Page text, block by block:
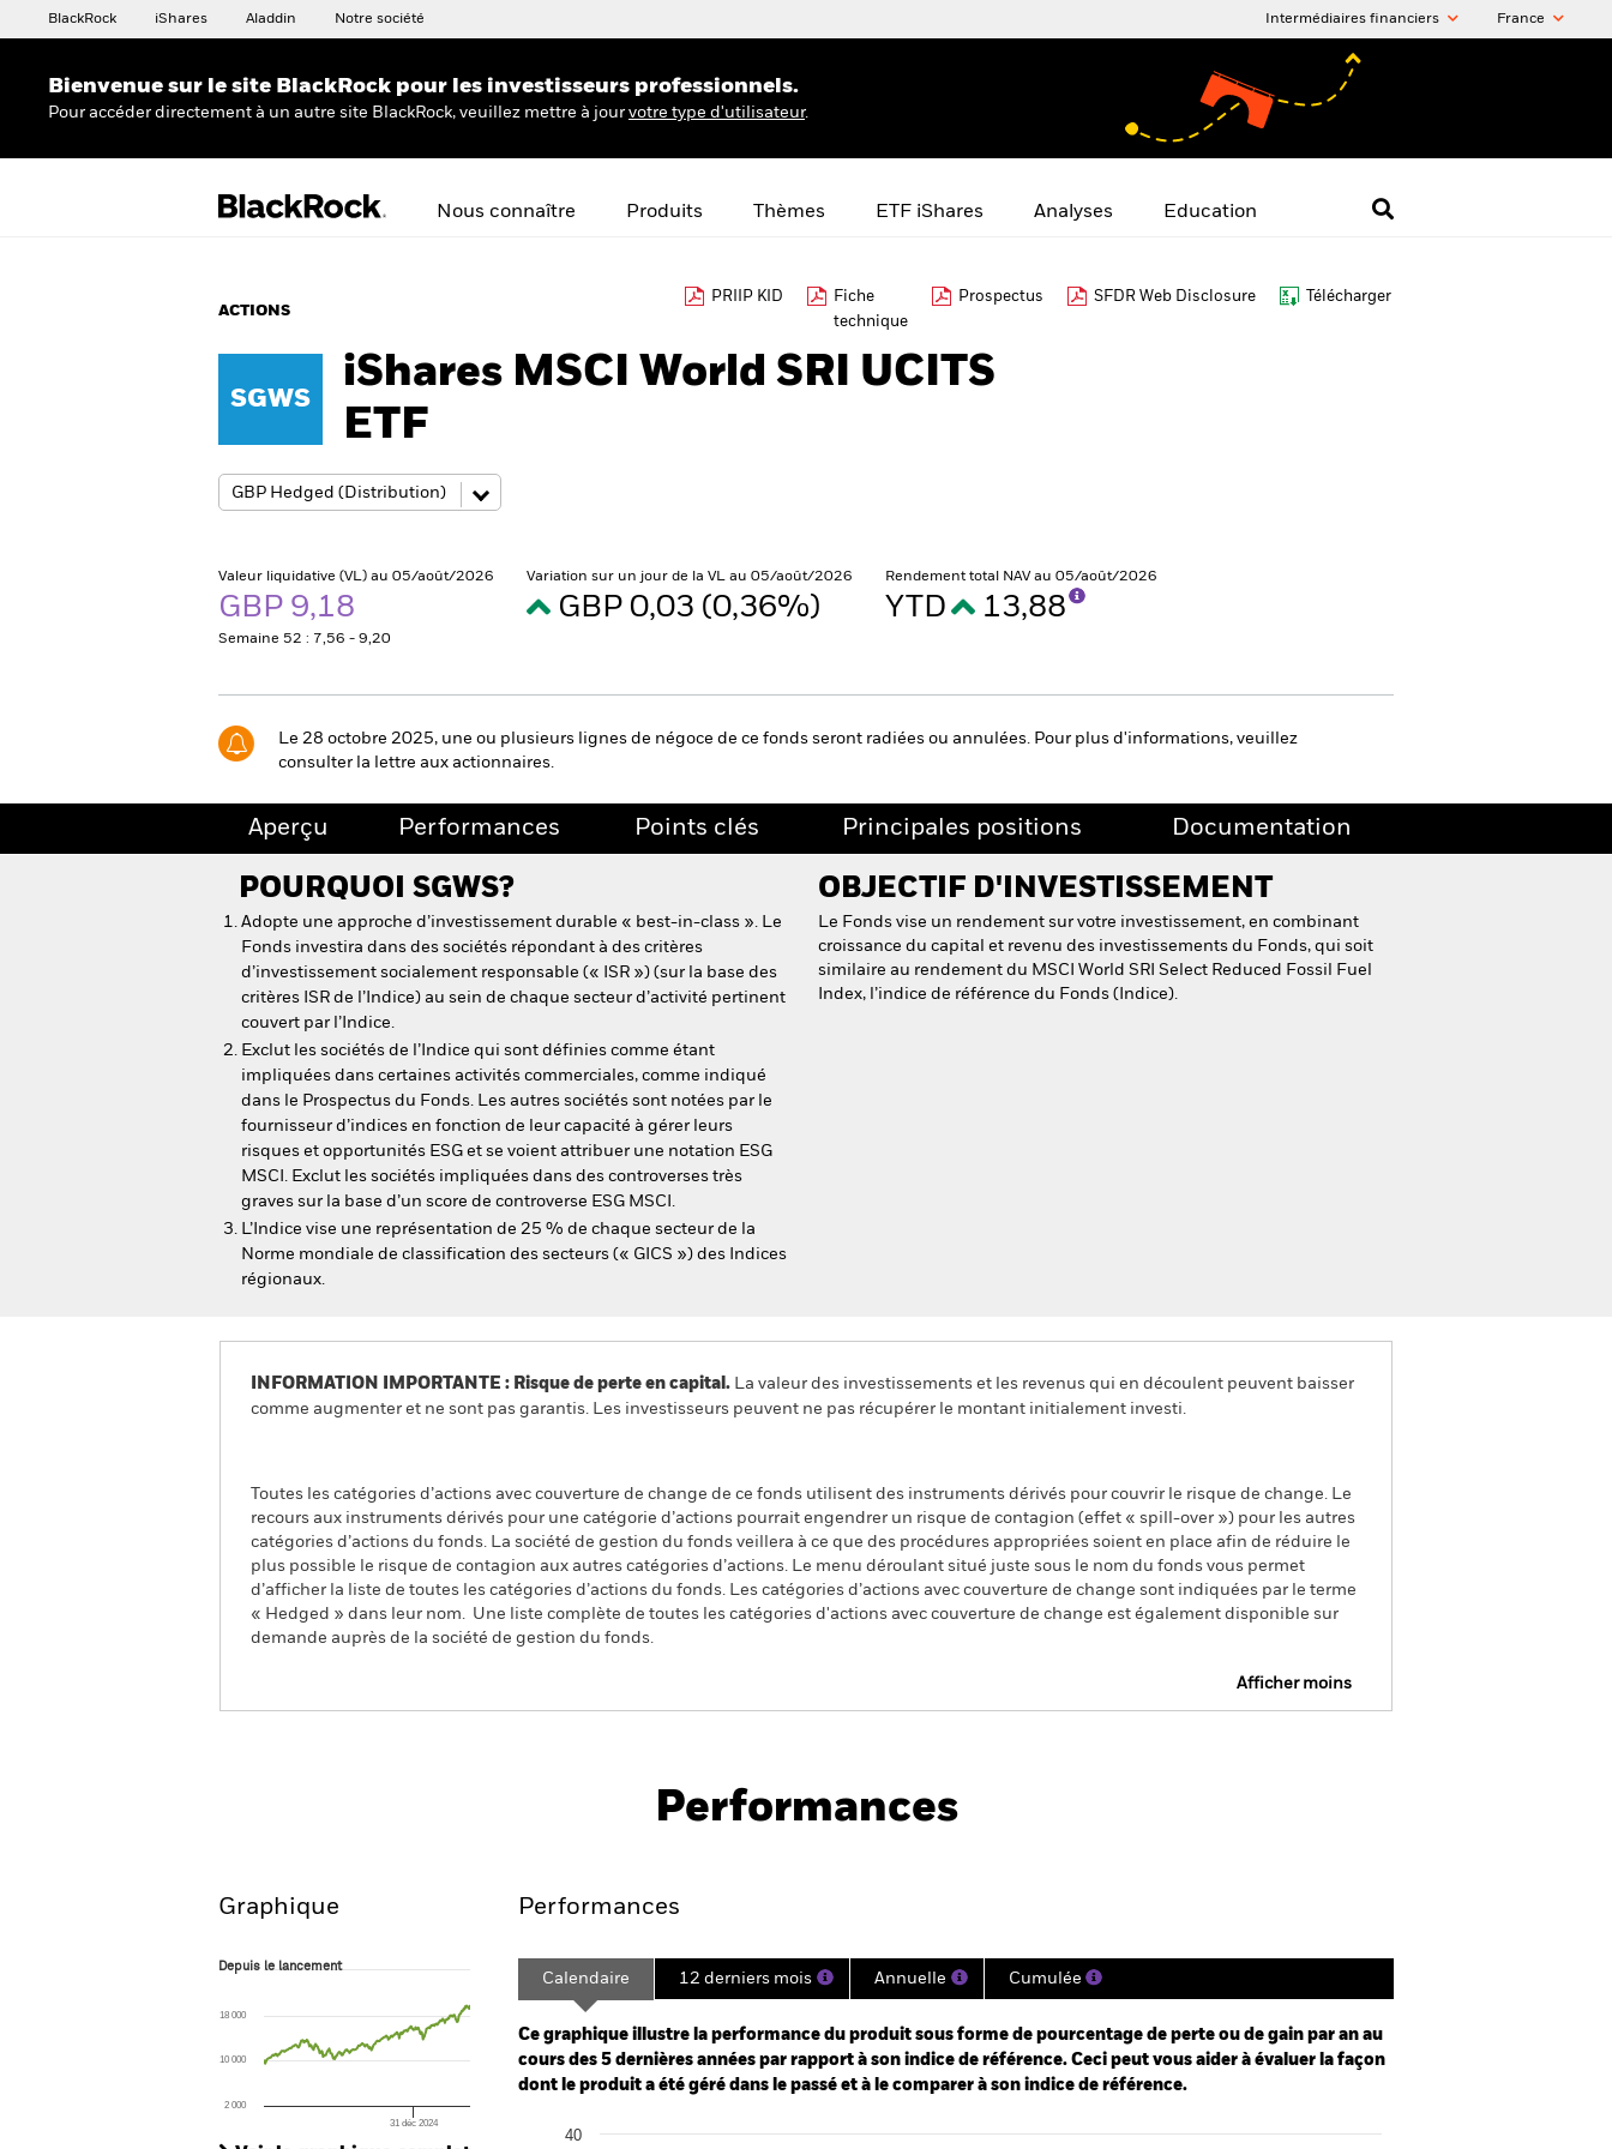
BlackRock iShares Aladdin Notre société Intermédiaires financiers France
Bienvenue sur le site BlackRock pour les investisseurs professionnels.
Pour accéder directement à un autre site BlackRock, veuillez mettre à jour votre type d'utilisateur.
Nous connaître Produits Thèmes ETF iShares Analyses Education
ACTIONS
PRIIP KID
Fiche
technique
Prospectus SFDR Web Disclosure Télécharger
SGWS
iShares MSCI World SRI UCITS
ETF
Valeur liquidative (VL) au 05/août/2026
GBP 9,18
Semaine 52 : 7,56 - 9,20
Variation sur un jour de la VL au 05/août/2026
GBP 0,03 (0,36%)
Rendement total NAV au 05/août/2026
YTD 13,88
Le 28 octobre 2025, une ou plusieurs lignes de négoce de ce fonds seront radiées ou annulées. Pour plus d'informations, veuillez
consulter la lettre aux actionnaires.
Aperçu Performances Points clés Principales positions Documentation
POURQUOI SGWS?
Adopte une approche d’investissement durable « best-in-class ». Le
Fonds investira dans des sociétés répondant à des critères
d’investissement socialement responsable (« ISR ») (sur la base des
critères ISR de l’Indice) au sein de chaque secteur d’activité pertinent
couvert par l’Indice.
Exclut les sociétés de l’Indice qui sont définies comme étant
impliquées dans certaines activités commerciales, comme indiqué
dans le Prospectus du Fonds. Les autres sociétés sont notées par le
fournisseur d’indices en fonction de leur capacité à gérer leurs
risques et opportunités ESG et se voient attribuer une notation ESG
MSCI. Exclut les sociétés impliquées dans des controverses très
graves sur la base d’un score de controverse ESG MSCI.
L’Indice vise une représentation de 25 % de chaque secteur de la
Norme mondiale de classification des secteurs (« GICS ») des Indices
régionaux.
OBJECTIF D'INVESTISSEMENT
Le Fonds vise un rendement sur votre investissement, en combinant
croissance du capital et revenu des investissements du Fonds, qui soit
similaire au rendement du MSCI World SRI Select Reduced Fossil Fuel
Index, l’indice de référence du Fonds (Indice).
INFORMATION IMPORTANTE : Risque de perte en capital. La valeur des investissements et les revenus qui en découlent peuvent baisser
comme augmenter et ne sont pas garantis. Les investisseurs peuvent ne pas récupérer le montant initialement investi.
Toutes les catégories d’actions avec couverture de change de ce fonds utilisent des instruments dérivés pour couvrir le risque de change. Le
recours aux instruments dérivés pour une catégorie d’actions pourrait engendrer un risque de contagion (effet « spill-over ») pour les autres
catégories d’actions du fonds. La société de gestion du fonds veillera à ce que des procédures appropriées soient en place afin de réduire le
plus possible le risque de contagion aux autres catégories d’actions. Le menu déroulant situé juste sous le nom du fonds vous permet
d’afficher la liste de toutes les catégories d’actions du fonds. Les catégories d’actions avec couverture de change sont indiquées par le terme
« Hedged » dans leur nom. Une liste complète de toutes les catégories d'actions avec couverture de change est également disponible sur
demande auprès de la société de gestion du fonds.
Afficher moins
Performances
Graphique
Depuis le lancement
The chart has 1 X axis displaying Time. Range: 2020-10-12 00:00:00 to 2026-08-05 00:00:00.
The chart has 1 Y axis displaying values. Range: -80 to 160.
Depuis le lancement
31 déc 2024
2 000
10 000
18 000
Performances
Calendaire 12 derniers mois Annuelle Cumulée
Ce graphique illustre la performance du produit sous forme de pourcentage de perte ou de gain par an au
cours des 5 dernières années par rapport à son indice de référence. Ceci peut vous aider à évaluer la façon
dont le produit a été géré dans le passé et à le comparer à son indice de référence.
Bar chart with 2 data series.
40